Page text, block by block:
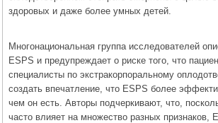
здоровых и даже более умных детей.
Многонациональная группа исследователей
ESPS и предупреждает о риске того, что
специалисты по экстракорпоральному
создать впечатление, что ESPS более
чем он есть. Авторы подчеркивают, что,
часто влияет на множество разных признаков,